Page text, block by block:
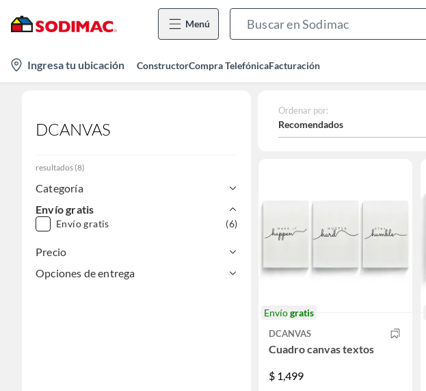
Menú
location-
icon
Ingresa tu ubicación ConstructorCompra TelefónicaFacturación
DCANVAS
resultados (8)
Categoría
Envío gratis
Envío gratis (6)
Precio
Opciones de entrega
Ordenar por:
Recomendados
Envíogratis
DCANVAS
Cuadro canvas textos
$ 1,499